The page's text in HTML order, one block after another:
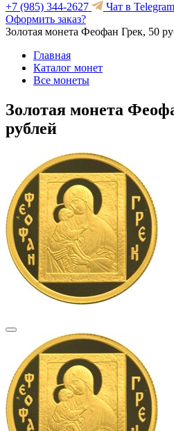
+7 (985) 344-2627
Чат в Telegram
Оформить заказ?
Золотая монета Феофан Грек, 50
Главная
Каталог монет
Все монеты
Золотая монета
рублей